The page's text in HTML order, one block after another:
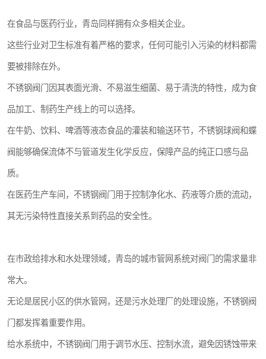
在食品与医药行业，青岛同样拥有众多相关企业。
这些行业对卫生标准有着严格的要求，任何可能引入污染的材料都需
要被排除在外。
不锈钢阀门因其表面光滑、不易滋生细菌、易于清洗的特性，成为食
品加工、制药生产线上的可以选择。
在牛奶、饮料、啤酒等液态食品的灌装和输送环节，不锈钢球阀和蝶
阀能够确保流体不与管道发生化学反应，保障产品的纯正口感与品
质。
在医药生产车间，不锈钢阀门用于控制净化水、药液等介质的流动，
其无污染特性直接关系到药品的安全性。
在市政给排水和水处理领域，青岛的城市管网系统对阀门的需求量非
常大。
无论是居民小区的供水管网，还是污水处理厂的处理设施，不锈钢阀
门都发挥着重要作用。
给水系统中，不锈钢阀门用于调节水压、控制水流，避免因锈蚀带来